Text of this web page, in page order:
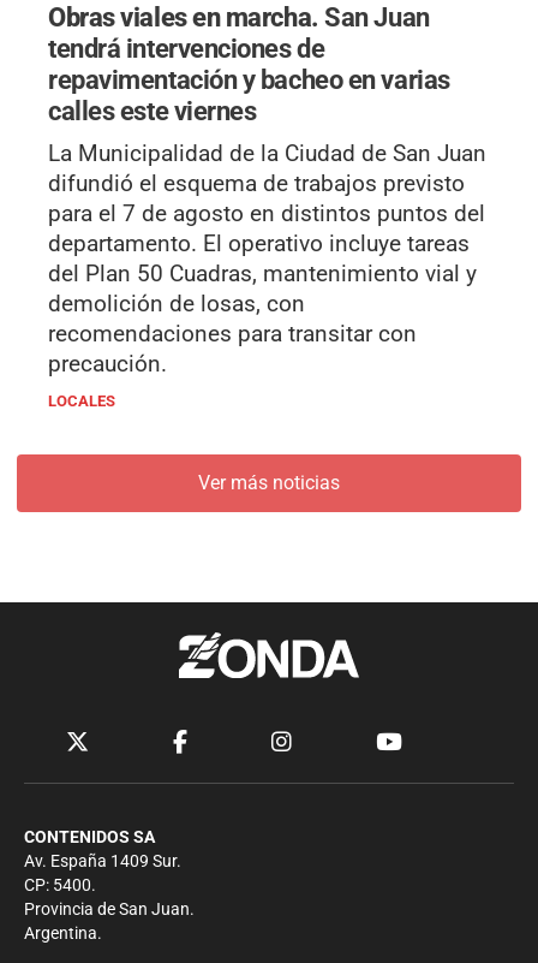
Obras viales en marcha.San Juan
tendrá intervenciones de
repavimentación y bacheo en varias
calles este viernes
La Municipalidad de la Ciudad de San Juan
difundió el esquema de trabajos previsto
para el 7 de agosto en distintos puntos del
departamento. El operativo incluye tareas
del Plan 50 Cuadras, mantenimiento vial y
demolición de losas, con
recomendaciones para transitar con
precaución.
LOCALES
Ver más noticias
CONTENIDOS SA
Av. España 1409 Sur.
CP: 5400.
Provincia de San Juan.
Argentina.